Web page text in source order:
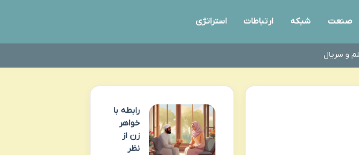
صنعت شبکه ارتباطات استراتژی
و سریال
رابطه با
خواهر
زن از
نظر